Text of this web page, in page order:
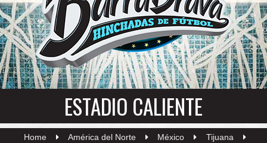
ESTADIO CALIENTE
Home América del Norte México
Tijuana